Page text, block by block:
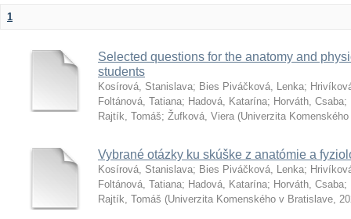
1
Selected questions for the anatomy and
students
Kosírová, Stanislava; Bies Piváčková, Lenka;
Foltánová, Tatiana; Hadová, Katarína; Horváth, Csaba;
Rajtík, Tomáš; Žufková, Viera (Univerzita
Vybrané otázky ku skúške z anatómie a
Kosírová, Stanislava; Bies Piváčková, Lenka;
Foltánová, Tatiana; Hadová, Katarína; Horváth, Csaba;
Rajtík, Tomáš (Univerzita Komenského v Bratislave,